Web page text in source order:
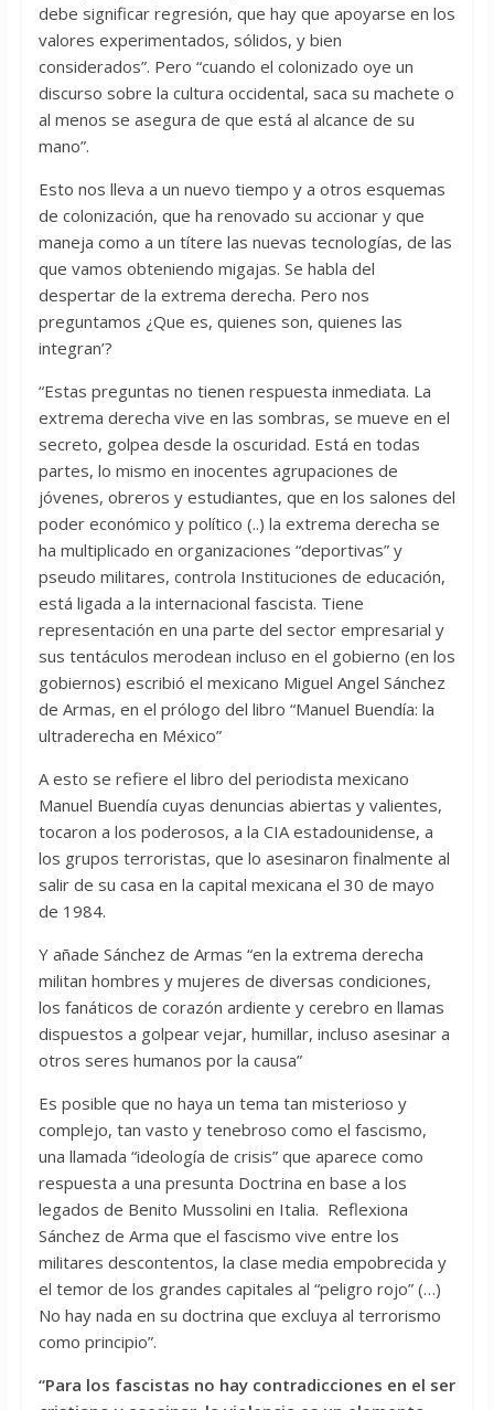
debe significar regresión, que hay que apoyarse en los
valores experimentados, sólidos, y bien
considerados”. Pero “cuando el colonizado oye un
discurso sobre la cultura occidental, saca su machete o
al menos se asegura de que está al alcance de su
mano”.
Esto nos lleva a un nuevo tiempo y a otros esquemas
de colonización, que ha renovado su accionar y que
maneja como a un títere las nuevas tecnologías, de las
que vamos obteniendo migajas. Se habla del
despertar de la extrema derecha. Pero nos
preguntamos ¿Que es, quienes son, quienes las
integran’?
“Estas preguntas no tienen respuesta inmediata. La
extrema derecha vive en las sombras, se mueve en el
secreto, golpea desde la oscuridad. Está en todas
partes, lo mismo en inocentes agrupaciones de
jóvenes, obreros y estudiantes, que en los salones del
poder económico y político (..) la extrema derecha se
ha multiplicado en organizaciones “deportivas” y
pseudo militares, controla Instituciones de educación,
está ligada a la internacional fascista. Tiene
representación en una parte del sector empresarial y
sus tentáculos merodean incluso en el gobierno (en los
gobiernos) escribió el mexicano Miguel Angel Sánchez
de Armas, en el prólogo del libro “Manuel Buendía: la
ultraderecha en México”
A esto se refiere el libro del periodista mexicano
Manuel Buendía cuyas denuncias abiertas y valientes,
tocaron a los poderosos, a la CIA estadounidense, a
los grupos terroristas, que lo asesinaron finalmente al
salir de su casa en la capital mexicana el 30 de mayo
de 1984.
Y añade Sánchez de Armas “en la extrema derecha
militan hombres y mujeres de diversas condiciones,
los fanáticos de corazón ardiente y cerebro en llamas
dispuestos a golpear vejar, humillar, incluso asesinar a
otros seres humanos por la causa”
Es posible que no haya un tema tan misterioso y
complejo, tan vasto y tenebroso como el fascismo,
una llamada “ideología de crisis” que aparece como
respuesta a una presunta Doctrina en base a los
legados de Benito Mussolini en Italia. Reflexiona
Sánchez de Arma que el fascismo vive entre los
militares descontentos, la clase media empobrecida y
el temor de los grandes capitales al “peligro rojo” (…)
No hay nada en su doctrina que excluya al terrorismo
como principio”.
“Para los fascistas no hay contradicciones en el ser